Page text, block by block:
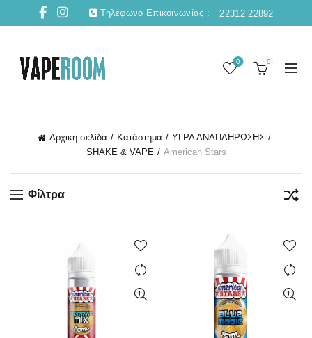
Τηλέφωνο Επικοινωνίας : 22312 22892
0 0
Αρχική σελίδα Κατάστημα
ΥΓΡΑ ΑΝΑΠΛΗΡΩΣΗΣ
SHAKE & VAPE
American Stars
Φίλτρα